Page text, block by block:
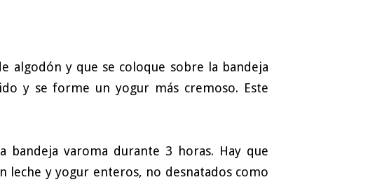
y que se coloque sobre la bandeja
y se forme un yogur más cremoso. Este
varoma durante 3 horas. Hay que
y yogur enteros, no desnatados como